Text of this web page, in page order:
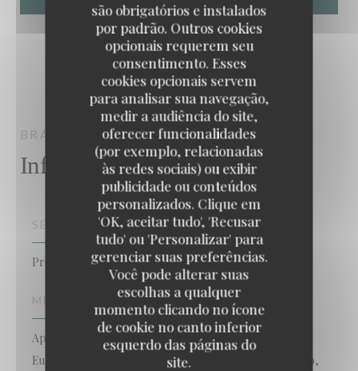
são obrigatórios e instalados
por padrão. Outros cookies
opcionais requerem seu
consentimento. Esses
cookies opcionais servem
para analisar sua navegação,
medir a audiência do site,
oferecer funcionalidades
(por exemplo, relacionadas
às redes sociais) ou exibir
publicidade ou conteúdos
personalizados. Clique em
'OK, aceitar tudo', 'Recusar
tudo' ou 'Personalizar' para
gerenciar suas preferências.
Você pode alterar suas
escolhas a qualquer
momento clicando no ícone
de cookie no canto inferior
esquerdo das páginas do
site.
BRASSERIE ROSALIECHESSY
Informações gerais
SERVIÇOS
Privatização, Esplanada
MÉTODOS DE PAGAMENTO
Apple Pay, Pagamento sem contato,
Eurocard/Mastercard, Títulos de restaurante, Dinheiro,